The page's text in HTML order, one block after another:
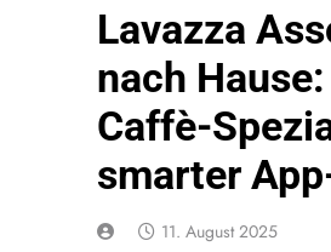
Lavazza
nach
Caffè-
smarter
11. August 2025